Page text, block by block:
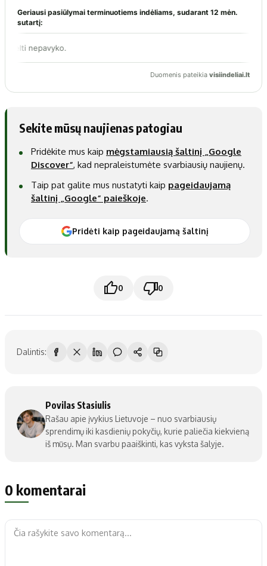
Sekite mūsų naujienas patogiau
Pridėkite mus kaip mėgstamiausią šaltinį „Google
Discover“, kad nepraleistumėte svarbiausių naujienų.
Taip pat galite mus nustatyti kaip pageidaujamą
šaltinį „Google“ paieškoje.
Pridėti kaip pageidaujamą šaltinį
0 0
Dalintis:
Povilas Stasiulis
Rašau apie įvykius Lietuvoje – nuo svarbiausių
sprendimų iki kasdienių pokyčių, kurie paliečia kiekvieną
iš mūsų. Man svarbu paaiškinti, kas vyksta šalyje.
0 komentarai